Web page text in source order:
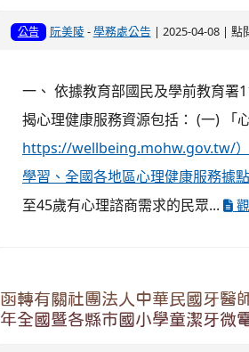
公告 阮美陵-學務處公告 | 2025-04-08 | 點
一、 依據教育部國民及學前教育署
揭心理健康服務資源包括： (一) 「
https://wellbeing.mohw.gov.tw/）
學習、全國各地區心理健康服務據
至45歲有心理諮商需求的民眾...
函轉有關社團法人中華民國牙醫
年全國暨各縣市國小學童潔牙微